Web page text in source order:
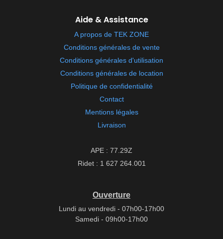
Aide & Assistance
A propos de TEK ZONE
Conditions générales de vente
Conditions générales d'utilisation
Conditions générales de location
Politique de confidentialité
Contact
Mentions légales
Livraison
APE : 77.29Z
Ridet : 1 627 264.001
Ouverture
Lundi au vendredi - 07h00-17h00
Samedi - 09h00-17h00